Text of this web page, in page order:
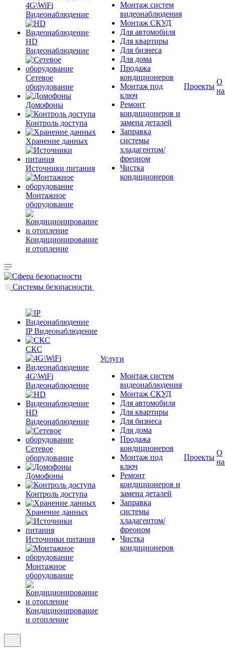
4G\WiFi
Видеонаблюдение
HD
Видеонаблюдение
Сетевое
оборудование
Домофоны
Контроль доступа
Хранение данных
Источники питания
Монтажное
оборудование
Кондиционирование
и отопление
Монтаж систем
видеонаблюдения
Монтаж СКУД
Для автомобиля
Для квартиры
Для бизнеса
Для дома
Продажа
кондиционеров
Монтаж под
ключ
Ремонт
кондиционеров и
замена деталей
Заправка
системы
хладагентом/
фреоном
Чистка
кондиционеров
Проекты
О
Системы безопасности
IP Видеонаблюдение
СКС
4G\WiFi
Видеонаблюдение
HD
Видеонаблюдение
Сетевое
оборудование
Домофоны
Контроль доступа
Хранение данных
Источники питания
Монтажное
оборудование
Кондиционирование
и отопление
Услуги
Монтаж систем
видеонаблюдения
Монтаж СКУД
Для автомобиля
Для квартиры
Для бизнеса
Для дома
Продажа
кондиционеров
Монтаж под
ключ
Ремонт
кондиционеров и
замена деталей
Заправка
системы
хладагентом/
фреоном
Чистка
кондиционеров
Проекты
О